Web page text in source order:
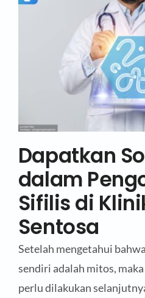
Dapatkan
dalam
Sifilis di
Sentosa
Setelah mengetahui
sendiri adalah mitos,
perlu dilakukan